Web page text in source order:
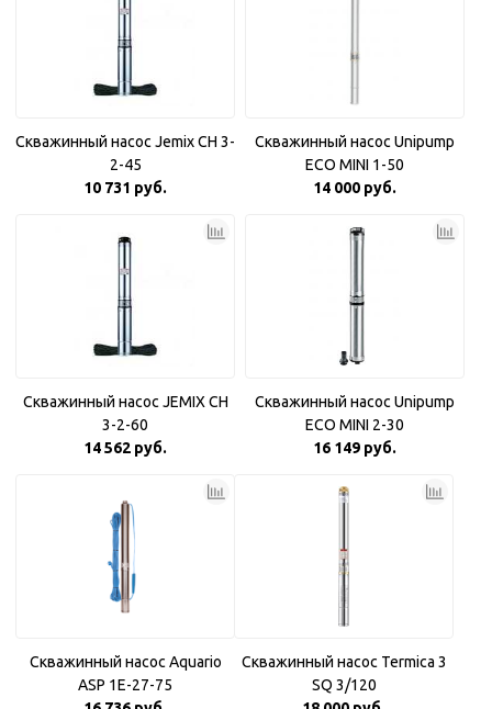
Скважинный насос Jemix CH 3-
2-45
10 731 руб.
Скважинный насос Unipump
ECO MINI 1-50
14 000 руб.
Скважинный насос JEMIX CH
3-2-60
14 562 руб.
Скважинный насос Unipump
ECO MINI 2-30
16 149 руб.
Скважинный насос Aquario
ASP 1E-27-75
Скважинный насос Termica 3
SQ 3/120